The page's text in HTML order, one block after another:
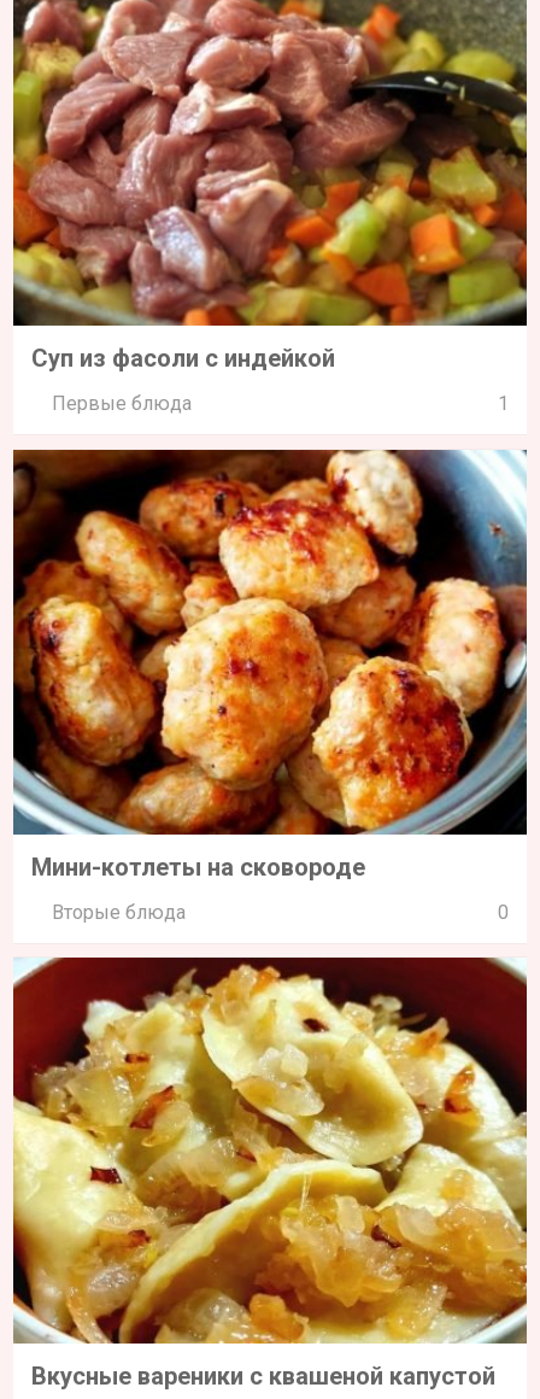
Суп из фасоли с индейкой
Первые блюда 1
Мини-котлеты на сковороде
Вторые блюда 0
Вкусные вареники с квашеной капустой